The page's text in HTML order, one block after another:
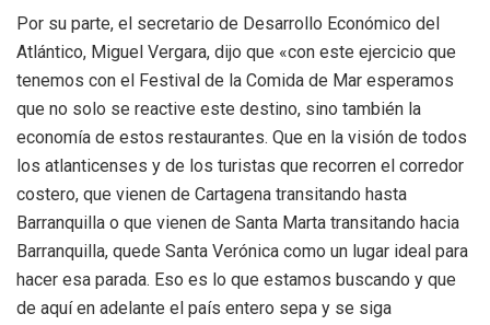
Por su parte, el secretario de Desarrollo Económico del
Atlántico, Miguel Vergara, dijo que «con este ejercicio que
tenemos con el Festival de la Comida de Mar esperamos
que no solo se reactive este destino, sino también la
economía de estos restaurantes. Que en la visión de todos
los atlanticenses y de los turistas que recorren el corredor
costero, que vienen de Cartagena transitando hasta
Barranquilla o que vienen de Santa Marta transitando hacia
Barranquilla, quede Santa Verónica como un lugar ideal para
hacer esa parada. Eso es lo que estamos buscando y que
de aquí en adelante el país entero sepa y se siga